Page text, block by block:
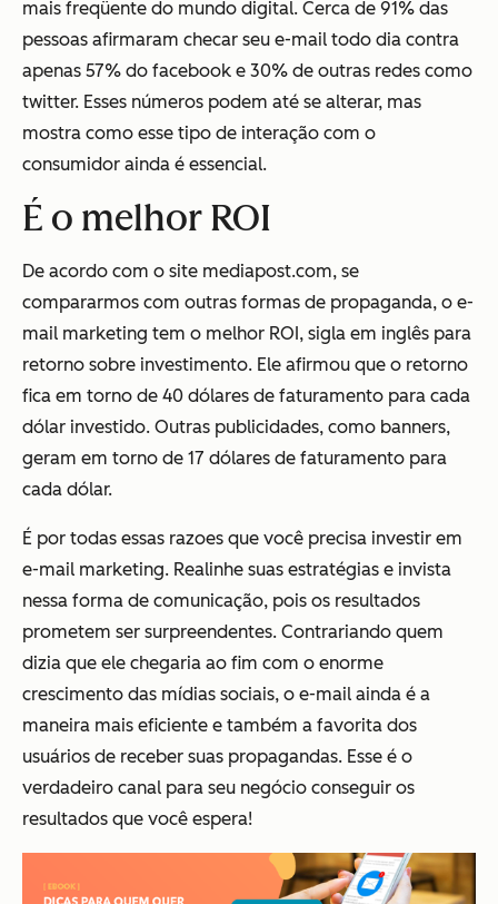
mais freqüente do mundo digital. Cerca de 91% das
pessoas afirmaram checar seu e-mail todo dia contra
apenas 57% do facebook e 30% de outras redes como
twitter. Esses números podem até se alterar, mas
mostra como esse tipo de interação com o
consumidor ainda é essencial.
É o melhor ROI
De acordo com o site mediapost.com, se
compararmos com outras formas de propaganda, o e-
mail marketing tem o melhor ROI, sigla em inglês para
retorno sobre investimento. Ele afirmou que o retorno
fica em torno de 40 dólares de faturamento para cada
dólar investido. Outras publicidades, como banners,
geram em torno de 17 dólares de faturamento para
cada dólar.
É por todas essas razoes que você precisa investir em
e-mail marketing. Realinhe suas estratégias e invista
nessa forma de comunicação, pois os resultados
prometem ser surpreendentes. Contrariando quem
dizia que ele chegaria ao fim com o enorme
crescimento das mídias sociais, o e-mail ainda é a
maneira mais eficiente e também a favorita dos
usuários de receber suas propagandas. Esse é o
verdadeiro canal para seu negócio conseguir os
resultados que você espera!